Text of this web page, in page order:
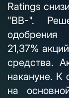
Ratings
"BB-".
одобрения
21,37%
средства.
накануне. К
на